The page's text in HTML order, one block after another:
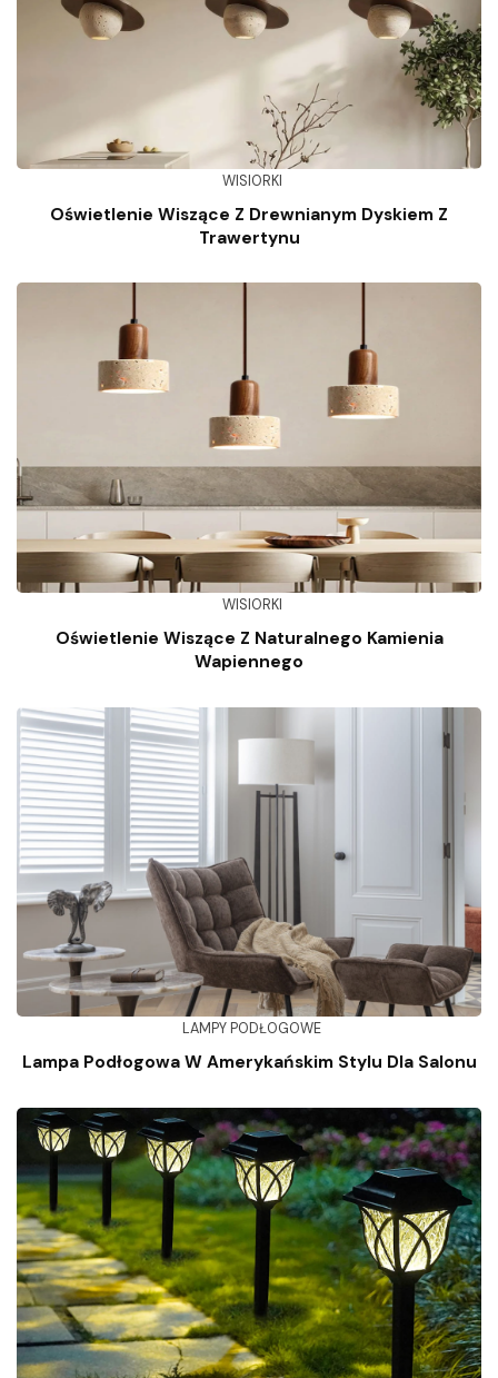
WISIORKI
Oświetlenie Wiszące Z Drewnianym Dyskiem Z
Trawertynu
WISIORKI
Oświetlenie Wiszące Z Naturalnego Kamienia
Wapiennego
LAMPY PODŁOGOWE
Lampa Podłogowa W Amerykańskim Stylu Dla Salonu